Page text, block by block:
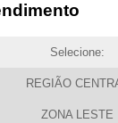
Selecione:
REGIÃO
ZONA LESTE